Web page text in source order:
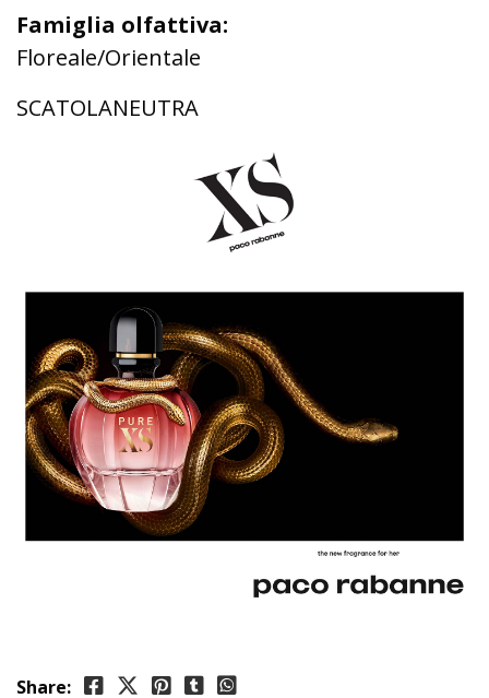
Famiglia olfattiva:
Floreale/Orientale
SCATOLANEUTRA
Share: